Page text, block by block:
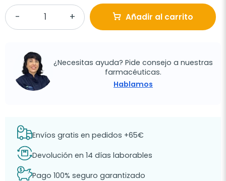
Añadir al carrito
¿Necesitas ayuda? Pide consejo a nuestras
farmacéuticas.
Hablamos
Envíos gratis en pedidos +65€
Devolución en 14 días laborables
Pago 100% seguro garantizado